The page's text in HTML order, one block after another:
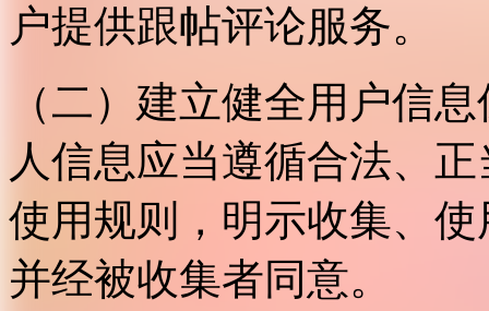
户提供跟帖评论服务。
（二）建立健全用户信
人信息应当遵循合法、
使用规则，明示收集、
并经被收集者同意。